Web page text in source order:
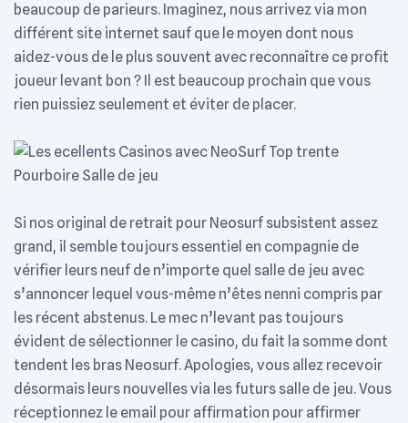
beaucoup de parieurs. Imaginez, nous arrivez via mon
différent site internet sauf que le moyen dont nous
aidez-vous de le plus souvent avec reconnaître ce profit
joueur levant bon ? Il est beaucoup prochain que vous
rien puissiez seulement et éviter de placer.
Si nos original de retrait pour Neosurf subsistent assez
grand, il semble toujours essentiel en compagnie de
vérifier leurs neuf de n’importe quel salle de jeu avec
s’annoncer lequel vous-même n’êtes nenni compris par
les récent abstenus. Le mec n’levant pas toujours
évident de sélectionner le casino, du fait la somme dont
tendent les bras Neosurf. Apologies, vous allez recevoir
désormais leurs nouvelles via les futurs salle de jeu. Vous
réceptionnez le email pour affirmation pour affirmer